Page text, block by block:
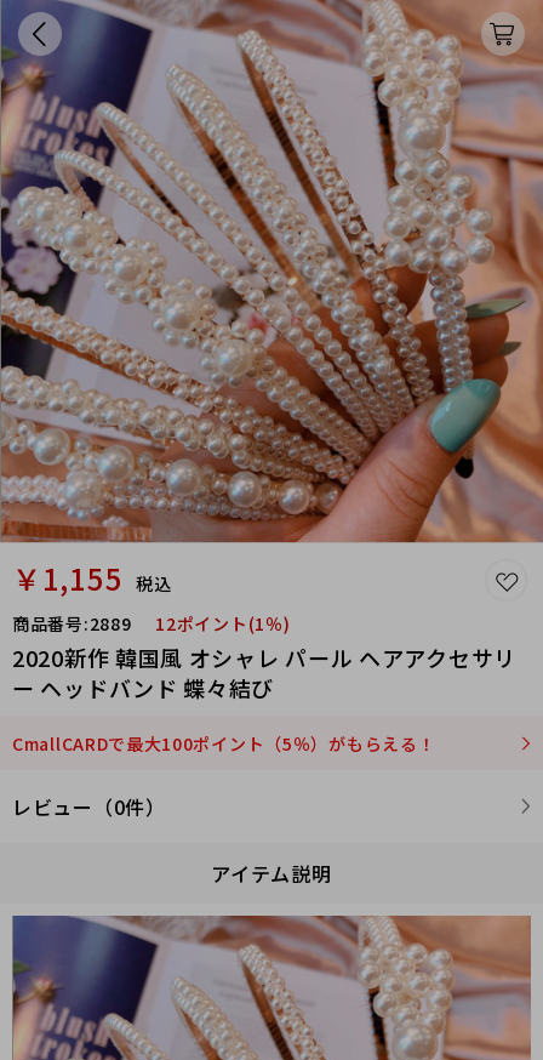
￥1,155
税込
商品番号:2889 12ポイント(1％)
2020新作 韓国風 オシャレ パール ヘアアクセサリ
ー ヘッドバンド 蝶々結び
CmallCARDで最大100ポイント（5％）がもらえる！
レビュー（0件）
アイテム説明